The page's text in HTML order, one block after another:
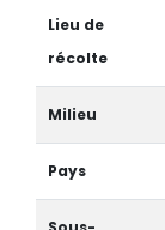
Lieu de
récolte
Milieu
Pays